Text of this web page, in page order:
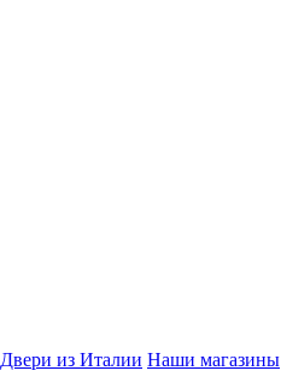
Двери из Италии Наши магазины